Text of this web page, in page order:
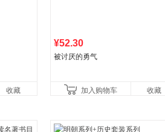
收藏
¥52.30
被讨厌的勇气
加入购物车 收藏